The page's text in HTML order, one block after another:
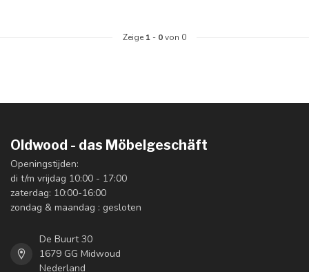
Zeige 1 - 0von 0
Oldwood - das Möbelgeschäft
Openingstijden:
di t/m vrijdag 10:00 - 17:00
zaterdag: 10:00-16:00
zondag & maandag : gesloten
De Buurt 30
1679 GG Midwoud
Nederland